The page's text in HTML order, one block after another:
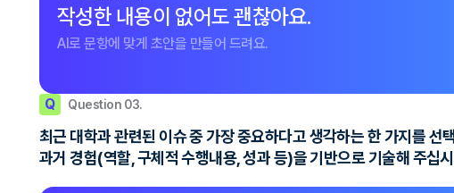
작성한 내용이 없어도 괜찮아요.
AI로 문항에 맞게 초안을 만들어 드려요.
Q Question 03.
최근 대학과 관련된 이슈 중 가장 중요하다고 생각하는 한 가지를 선
과거 경험(역할, 구체적 수행내용, 성과 등)을 기반으로 기술해 주십